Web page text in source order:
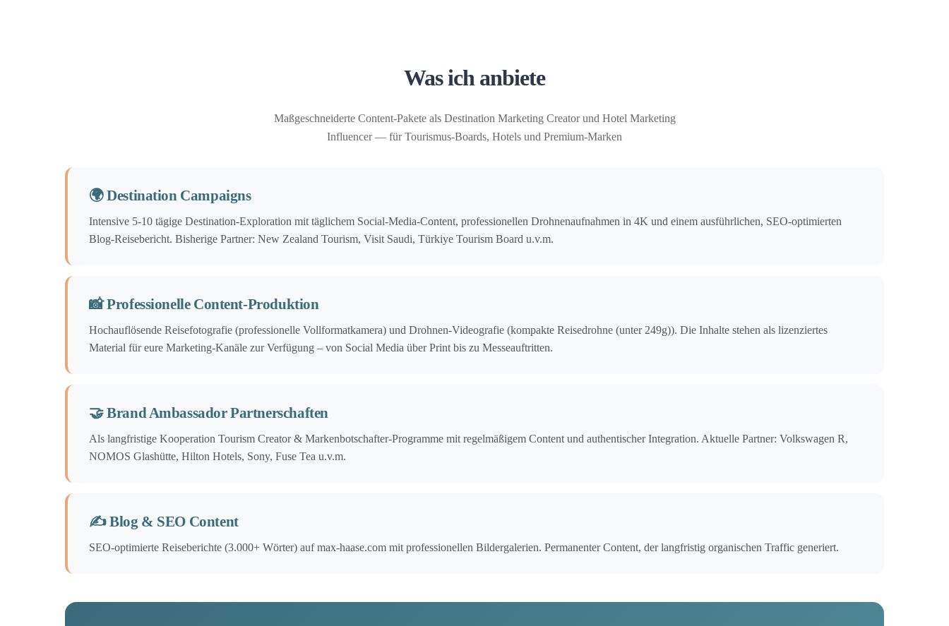
Was ich anbiete
Maßgeschneiderte Content-Pakete als Destination Marketing Creator und Hotel Marketing
Influencer — für Tourismus-Boards, Hotels und Premium-Marken
🌍 Destination Campaigns
Intensive 5-10 tägige Destination-Exploration mit täglichem Social-Media-Content, professionellen Drohnenaufnahmen in 4K und einem ausführlichen, SEO-optimierten
Blog-Reisebericht. Bisherige Partner: New Zealand Tourism, Visit Saudi, Türkiye Tourism Board u.v.m.
📸 Professionelle Content-Produktion
Hochauflösende Reisefotografie (professionelle Vollformatkamera) und Drohnen-Videografie (kompakte Reisedrohne (unter 249g)). Die Inhalte stehen als lizenziertes
Material für eure Marketing-Kanäle zur Verfügung – von Social Media über Print bis zu Messeauftritten.
🤝 Brand Ambassador Partnerschaften
Als langfristige Kooperation Tourism Creator & Markenbotschafter-Programme mit regelmäßigem Content und authentischer Integration. Aktuelle Partner: Volkswagen R,
NOMOS Glashütte, Hilton Hotels, Sony, Fuse Tea u.v.m.
✍️ Blog & SEO Content
SEO-optimierte Reiseberichte (3.000+ Wörter) auf max-haase.com mit professionellen Bildergalerien. Permanenter Content, der langfristig organischen Traffic generiert.